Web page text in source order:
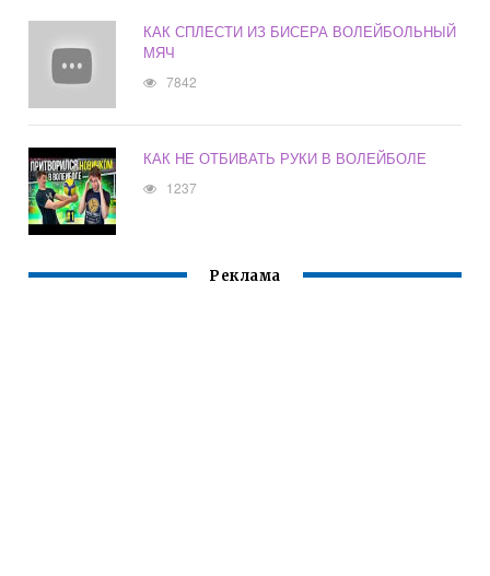
КАК СПЛЕСТИ ИЗ БИСЕРА ВОЛЕЙБОЛЬНЫЙ
МЯЧ
7842
КАК НЕ ОТБИВАТЬ РУКИ В ВОЛЕЙБОЛЕ
1237
Реклама